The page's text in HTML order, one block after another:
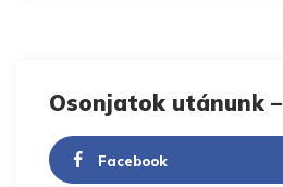
Osonjatok utánunk –
Facebook